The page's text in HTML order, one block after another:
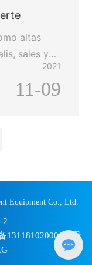
altas
sales y
ha aplicado
2021
11-09
Equipment Co., Ltd.
2
13118102000409号